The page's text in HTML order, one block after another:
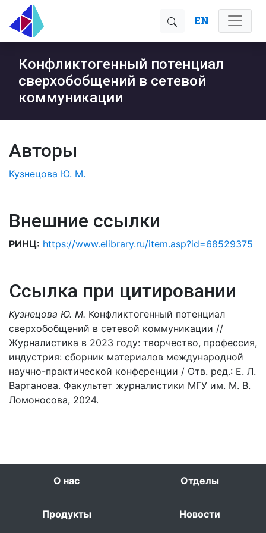
EN
Конфликтогенный потенциал
сверхобобщений в сетевой
коммуникации
Авторы
Кузнецова Ю. М.
Внешние ссылки
РИНЦ: https://www.elibrary.ru/item.asp?id=68529375
Ссылка при цитировании
Кузнецова Ю. М. Конфликтогенный потенциал
сверхобобщений в сетевой коммуникации //
Журналистика в 2023 году: творчество, профессия,
индустрия: сборник материалов международной
научно-практической конференции / Отв. ред.: Е. Л.
Вартанова. Факультет журналистики МГУ им. М. В.
Ломоносова, 2024.
О нас Отделы
Продукты Новости